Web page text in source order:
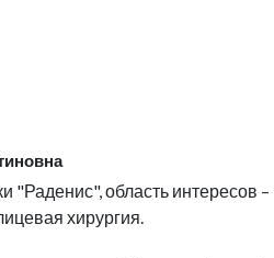
"Раденис", область интересов –
хирургия.